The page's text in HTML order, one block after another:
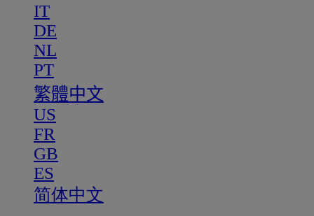
IT
DE
NL
PT
繁體中文
US
FR
GB
ES
简体中文